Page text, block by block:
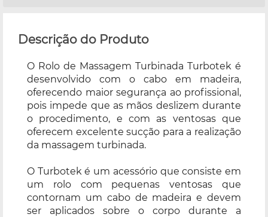
Descrição do Produto
O Rolo de Massagem Turbinada Turbotek é
desenvolvido com o cabo em madeira,
oferecendo maior segurança ao profissional,
pois impede que as mãos deslizem durante
o procedimento, e com as ventosas que
oferecem excelente sucção para a realização
da massagem turbinada.
O Turbotek é um acessório que consiste em
um rolo com pequenas ventosas que
contornam um cabo de madeira e devem
ser aplicados sobre o corpo durante a